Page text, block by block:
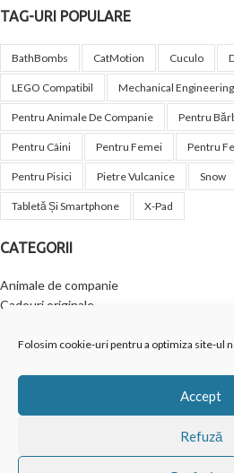
Folosim cookie-uri pentru a optimiza site-ul
Accept
Refuză
TAG-URI POPULARE
BathBombs CatMotion Cuculo
LEGO Compatibil Mechanical Engineering
Pentru Animale De Companie Pentru
Pentru Câini Pentru Femei Pentru
Pentru Pisici Pietre Vulcanice Snow
Tabletă Și Smartphone X-Pad
CATEGORII
Animale de companie
Cadouri originale
Copii & Bebe
Frumusețe